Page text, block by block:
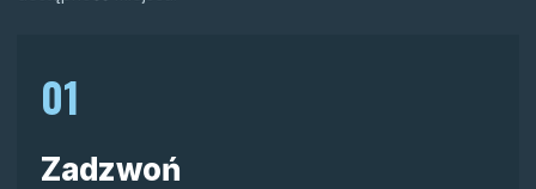
01
Zadzwoń